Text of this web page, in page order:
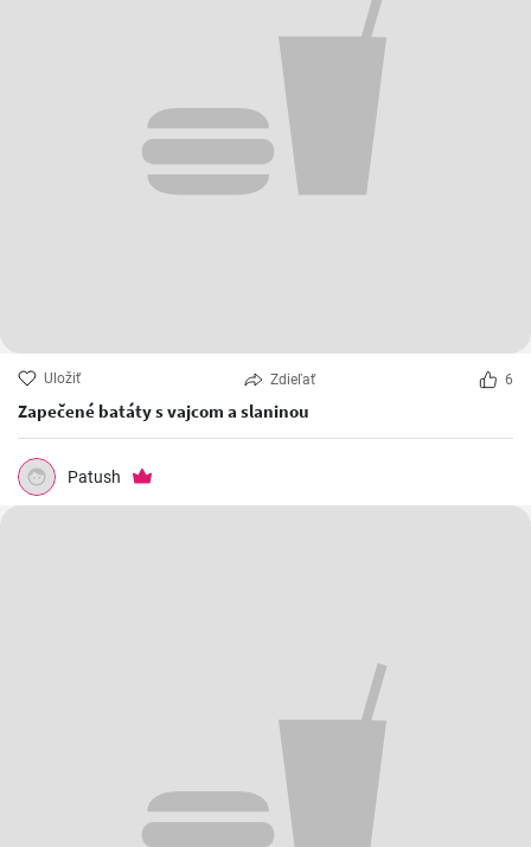
Uložiť Zdieľať 6
Zapečené batáty s vajcom a slaninou
Patush